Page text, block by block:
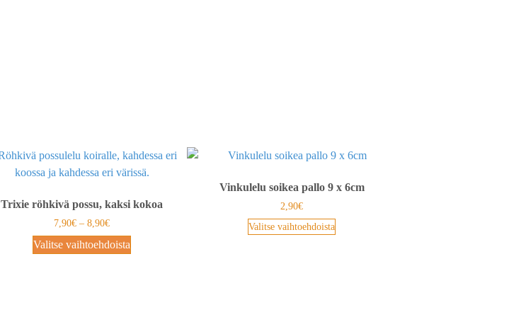
Trixie röhkivä possu, kaksi kokoa
7,90€ – 8,90€
Valitse vaihtoehdoista
Vinkulelu soikea pallo 9 x 6cm
2,90€
Valitse vaihtoehdoista